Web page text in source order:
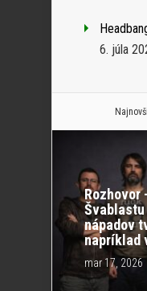
6. júla
Rozhovor
nápadov
napríklad
mar 17, 2026